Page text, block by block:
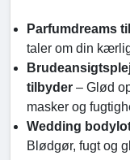
Parfumdreams
taler om din
tilbyder – Glød
masker og
Wedding
Blødgør, fugt og